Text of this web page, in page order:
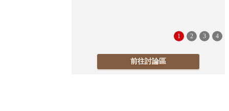
4
3
2
1
前往討論區